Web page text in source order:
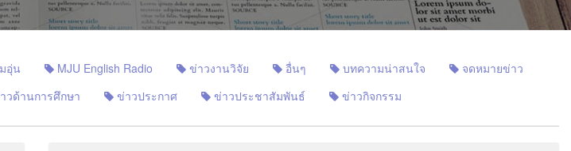
อุ่น MJU English Radio ข่าวงานวิจัย อื่นๆ บทความน่าสนใจ
จดหมายข่าว
วด้านการศึกษา ข่าวประกาศ ข่าวประชาสัมพันธ์ ข่าวกิจกรรม